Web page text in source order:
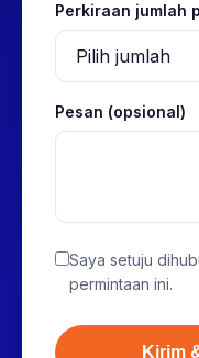
Perkiraan jumlah
Pesan (opsional)
Saya setuju
permintaan ini.
Kirim